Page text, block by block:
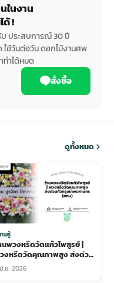
ในงาน
ด้ !
บ ประสบการณ์ 30 ปี
ช้วันต่อวัน ดอกไม้งานศพ
ทำได้หมด
สั่งซื้อ
ดูทั้งหมด
มรู้
นพวงหรีดวัดแก้วไพฑูรย์ |
งหรีดวัดคุณภาพสูง ส่งด่วน
กรุงเทพมหานคร (กทม)
.ย. 2026